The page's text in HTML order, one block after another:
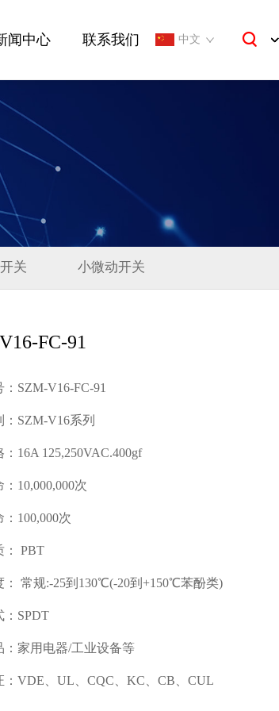
闻中心 联系我们 中文
关 小微动开关
FC-91
：SZM-V16-FC-91
：SZM-V16系列
：16A 125,250VAC.400gf
10,000,000次
100,000次
： PBT
： 常规:-25到130℃(-20到+150℃苯酚类)
：SPDT
：家用电器/工业设备等
：VDE、UL、CQC、KC、CB、CUL